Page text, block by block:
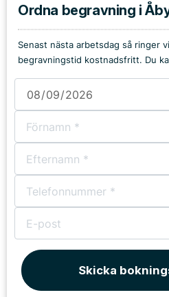
Ordna begravning i
Senast nästa arbetsdag så ringer
begravningstid kostnadsfritt. Du
Skicka